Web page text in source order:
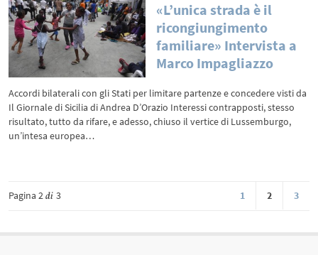
«L’unica strada è il
ricongiungimento
familiare» Intervista a
Marco Impagliazzo
Accordi bilaterali con gli Stati per limitare partenze e concedere visti da
Il Giornale di Sicilia di Andrea D’Orazio Interessi contrapposti, stesso
risultato, tutto da rifare, e adesso, chiuso il vertice di Lussemburgo,
un’intesa europea…
Pagina 2di 3 1 2 3